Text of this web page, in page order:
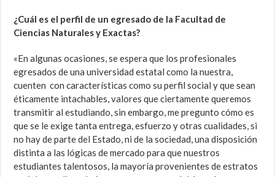
¿Cuál es el perfil de un egresado de la Facultad de
Ciencias Naturales y Exactas?
«En algunas ocasiones, se espera que los profesionales
egresados de una universidad estatal como la nuestra,
cuenten con características como su perfil social y que sean
éticamente intachables, valores que ciertamente queremos
transmitir al estudiando, sin embargo, me pregunto cómo es
que se le exige tanta entrega, esfuerzo y otras cualidades, si
no hay de parte del Estado, ni de la sociedad, una disposición
distinta a las lógicas de mercado para que nuestros
estudiantes talentosos, la mayoría provenientes de estratos